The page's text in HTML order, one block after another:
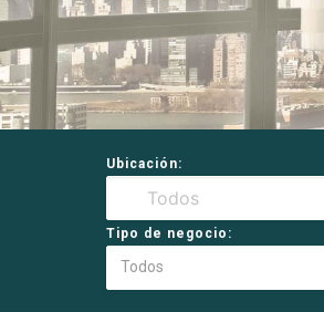
Ubicación:
Tipo de negocio:
Todos